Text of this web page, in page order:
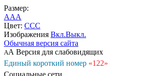
Размер:
AAA
Цвет: CCC
Изображения Вкл.Выкл.
Обычная версия сайта
АА Версия для слабовидящих
Единый короткий номер «122»
Социальные сети